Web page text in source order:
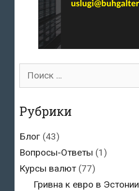
Поиск
Рубрики
Блог (43)
Вопросы-Ответы (1)
Курсы валют (77)
Гривна к евро в Эстонии